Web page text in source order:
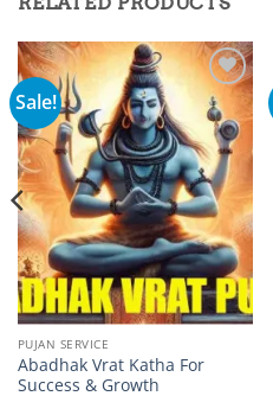
Sale!
Add to
wishlist
PUJAN SERVICE
Abadhak Vrat Katha For
Success & Growth